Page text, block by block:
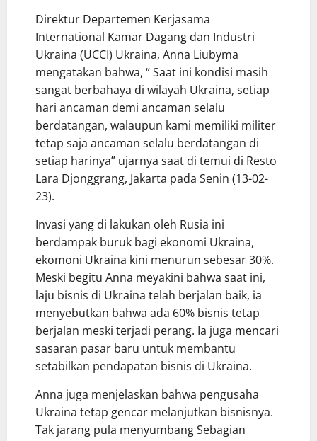
Direktur Departemen Kerjasama
International Kamar Dagang dan Industri
Ukraina (UCCI) Ukraina, Anna Liubyma
mengatakan bahwa, “ Saat ini kondisi masih
sangat berbahaya di wilayah Ukraina, setiap
hari ancaman demi ancaman selalu
berdatangan, walaupun kami memiliki militer
tetap saja ancaman selalu berdatangan di
setiap harinya” ujarnya saat di temui di Resto
Lara Djonggrang, Jakarta pada Senin (13-02-
23).
Invasi yang di lakukan oleh Rusia ini
berdampak buruk bagi ekonomi Ukraina,
ekomoni Ukraina kini menurun sebesar 30%.
Meski begitu Anna meyakini bahwa saat ini,
laju bisnis di Ukraina telah berjalan baik, ia
menyebutkan bahwa ada 60% bisnis tetap
berjalan meski terjadi perang. Ia juga mencari
sasaran pasar baru untuk membantu
setabilkan pendapatan bisnis di Ukraina.
Anna juga menjelaskan bahwa pengusaha
Ukraina tetap gencar melanjutkan bisnisnya.
Tak jarang pula menyumbang Sebagian